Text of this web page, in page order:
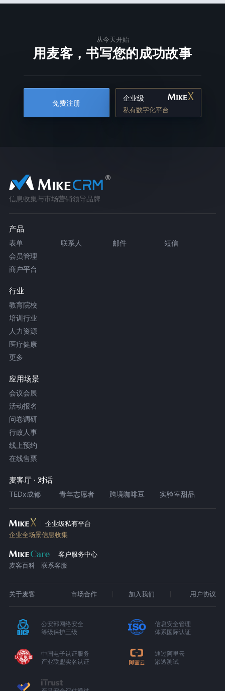
从今天开始
用麦客，书写您的成功故事
免费注册
企业级
私有数字化平台
信息收集与市场营销领导品牌
产品
表单 联系人 邮件
短信
会员管理
商户平台
行业
教育院校
培训行业
人力资源
医疗健康
更多
应用场景
会议会展
活动报名
问卷调研
行政人事
线上预约
在线售票
麦客厅 · 对话
TEDx成都 青年志愿者 跨境咖啡豆 实验室甜品
企业级私有平台
企业全场景信息收集
客户服务中心
麦客百科
联系客服
关于麦客 市场合作 加入我们 用户协议
公安部网络安全
等级保护三级
信息安全管理
体系国际认证
中国电子认证服务
产业联盟实名认证
通过阿里云
渗透测试